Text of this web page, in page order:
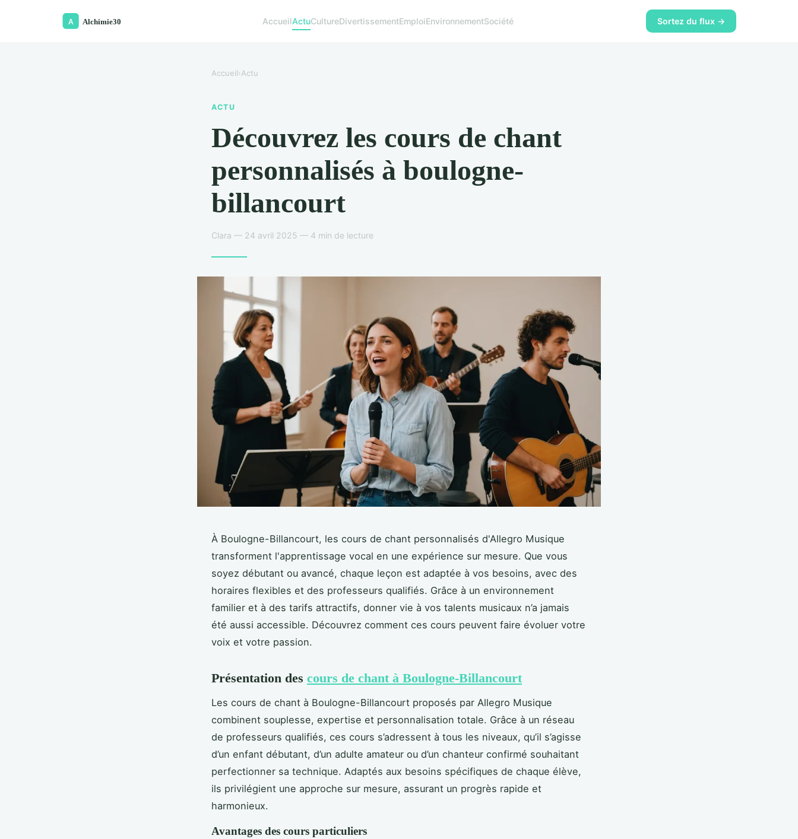
AccueilActuCultureDivertissementEmploiEnvironnementSociété Sortez du flux →
Accueil›Actu
ACTU
Découvrez les cours de chant
personnalisés à boulogne-
billancourt
Clara — 24 avril 2025 — 4 min de lecture
À Boulogne-Billancourt, les cours de chant personnalisés d'Allegro Musique
transforment l'apprentissage vocal en une expérience sur mesure. Que vous
soyez débutant ou avancé, chaque leçon est adaptée à vos besoins, avec des
horaires flexibles et des professeurs qualifiés. Grâce à un environnement
familier et à des tarifs attractifs, donner vie à vos talents musicaux n’a jamais
été aussi accessible. Découvrez comment ces cours peuvent faire évoluer votre
voix et votre passion.
Présentation des cours de chant à Boulogne-Billancourt
Les cours de chant à Boulogne-Billancourt proposés par Allegro Musique
combinent souplesse, expertise et personnalisation totale. Grâce à un réseau
de professeurs qualifiés, ces cours s’adressent à tous les niveaux, qu’il s’agisse
d’un enfant débutant, d’un adulte amateur ou d’un chanteur confirmé souhaitant
perfectionner sa technique. Adaptés aux besoins spécifiques de chaque élève,
ils privilégient une approche sur mesure, assurant un progrès rapide et
harmonieux.
Avantages des cours particuliers